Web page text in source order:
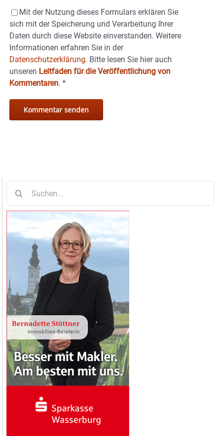
Mit der Nutzung dieses Formulars erklären Sie
sich mit der Speicherung und Verarbeitung Ihrer
Daten durch diese Website einverstanden. Weitere
Informationen erfahren Sie in der
Datenschutzerklärung. Bitte lesen Sie hier auch
unseren Leitfaden für die Veröffentlichung von
Kommentaren. *
nach: